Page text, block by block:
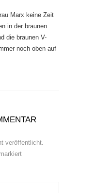
Marx keine Zeit
in der braunen
die braunen V-
noch oben auf
veröffentlicht.
markiert